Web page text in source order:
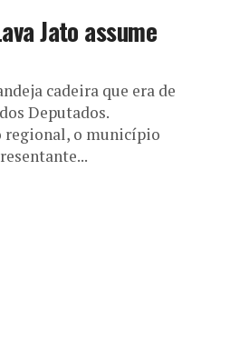
Jato assume
cadeira que era de
Deputados.
regional, o município